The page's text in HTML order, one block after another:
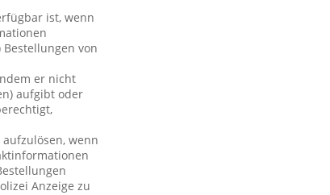
ist, wenn
von
er nicht
aufgibt oder
wenn
Anzeige zu